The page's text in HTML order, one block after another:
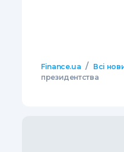
Finance.ua / Всі
президентства